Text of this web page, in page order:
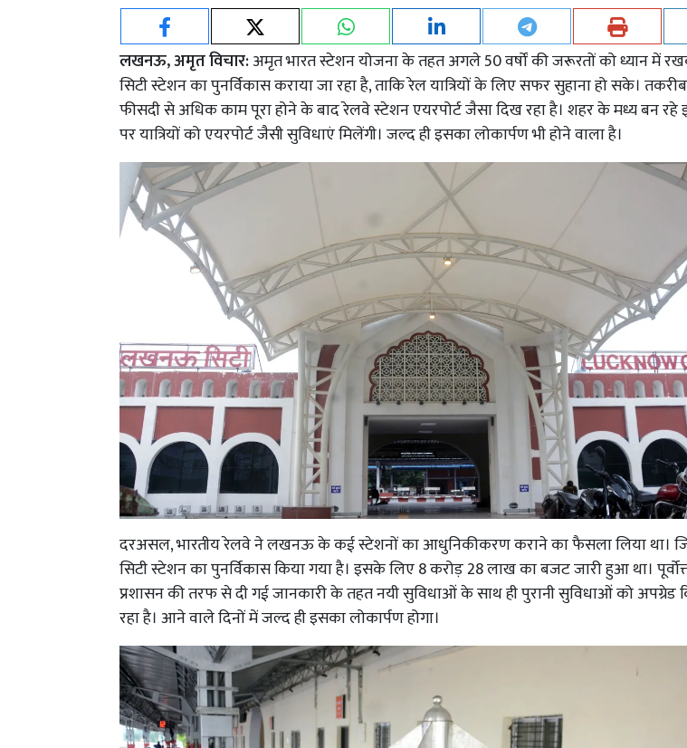
लखनऊ, अमृत विचार:अमृत भारत स्टेशन योजना के तहत अगले 50 वर्षों की जरूरतों को ध्यान में
सिटी स्टेशन का पुनर्विकास कराया जा रहा है, ताकि रेल यात्रियों के लिए सफर सुहाना हो सके।
फीसदी से अधिक काम पूरा होने के बाद रेलवे स्टेशन एयरपोर्ट जैसा दिख रहा है। शहर के मध्य बन
पर यात्रियों को एयरपोर्ट जैसी सुविधाएं मिलेंगी। जल्द ही इसका लोकार्पण भी होने वाला है।
दरअसल, भारतीय रेलवे ने लखनऊ के कई स्टेशनों का आधुनिकीकरण कराने का फैसला लिया था।
सिटी स्टेशन का पुनर्विकास किया गया है। इसके लिए 8 करोड़ 28 लाख का बजट जारी हुआ था।
प्रशासन की तरफ से दी गई जानकारी के तहत नयी सुविधाओं के साथ ही पुरानी सुविधाओं को अपग्रेड
रहा है। आने वाले दिनों में जल्द ही इसका लोकार्पण होगा।